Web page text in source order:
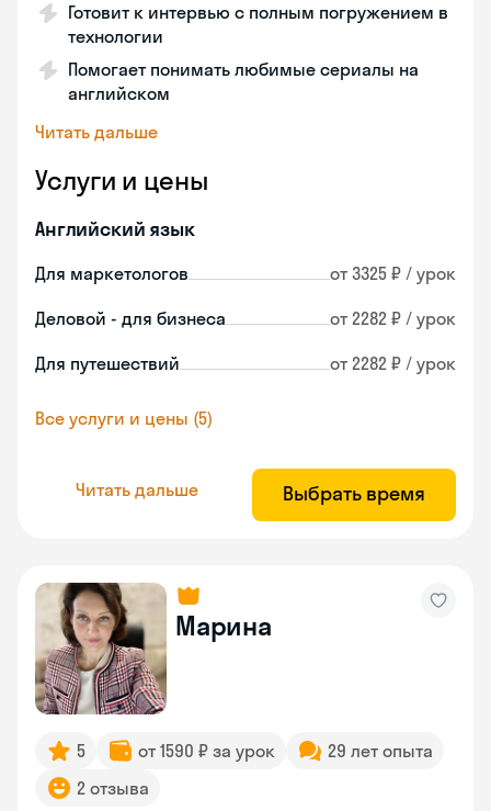
Готовит к интервью с полным погружением в
технологии
Помогает понимать любимые сериалы на
английском
Читать дальше
Услуги и цены
Английский язык
Для маркетологов от 3325 ₽ / урок
Деловой - для бизнеса от 2282 ₽ / урок
Для путешествий от 2282 ₽ / урок
Все услуги и цены (5)
Читать дальше Выбрать время
Марина
5 от 1590 ₽ за урок
29 лет опыта
2 отзыва